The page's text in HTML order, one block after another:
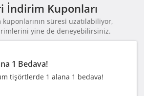
İndirim Kuponları
süresi uzatılabiliyor,
yine de deneyebilirsiniz.
1 Bedava!
tişörtlerde 1 alana 1 bedava!